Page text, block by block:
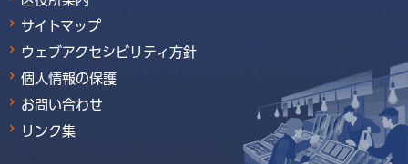
サイトマップ
ウェブアクセシビリティ方針
個人情報の保護
お問い合わせ
リンク集